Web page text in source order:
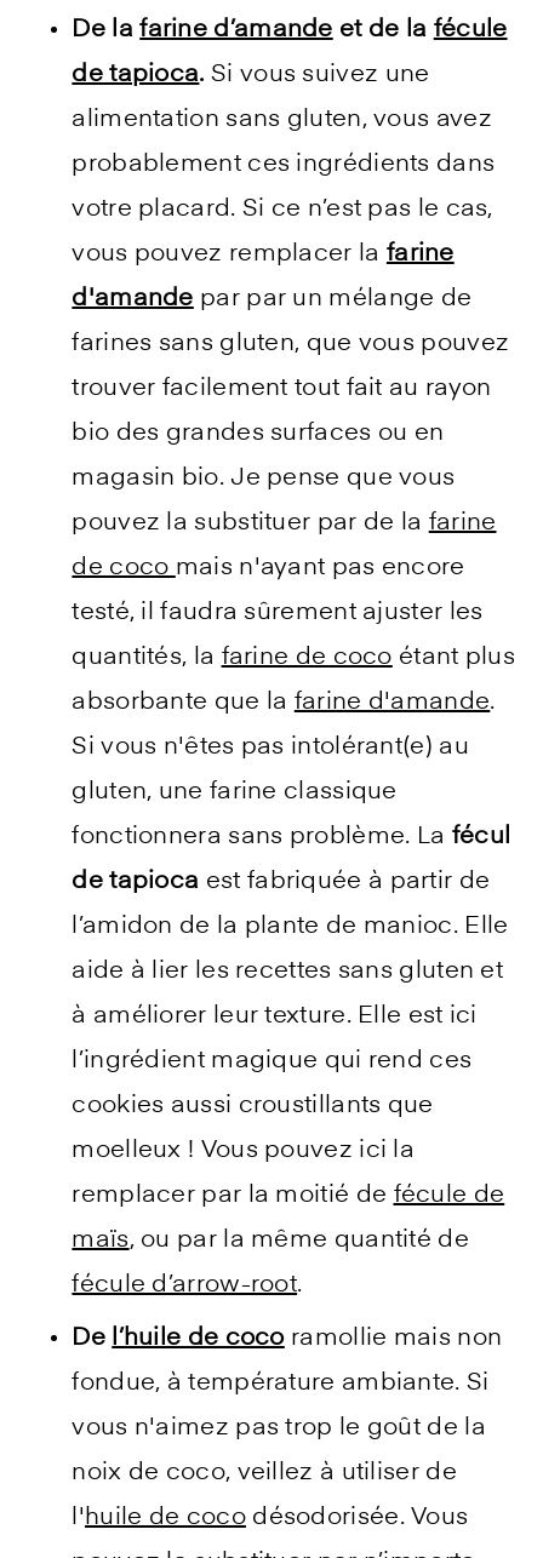
De lafarine d’amande et de la fécule
de tapioca.Si vous suivez une
alimentation sans gluten, vous avez
probablement ces ingrédients dans
votre placard. Si ce n’est pas le cas,
vous pouvez remplacer la farine
d'amande par par un mélange de
farines sans gluten, que vous pouvez
trouver facilement tout fait au rayon
bio des grandes surfaces ou en
magasin bio. Je pense que vous
pouvez la substituer par de la farine
de coco mais n'ayant pas encore
testé, il faudra sûrement ajuster les
quantités, la farine de coco étant plus
absorbante que la farine d'amande.
Si vous n'êtes pas intolérant(e) au
gluten, une farine classique
fonctionnera sans problème. La fécul
de tapioca est fabriquée à partir de
l’amidon de la plante de manioc. Elle
aide à lier les recettes sans gluten et
à améliorer leur texture. Elle est ici
l’ingrédient magique qui rend ces
cookies aussi croustillants que
moelleux ! Vous pouvez ici la
remplacer par la moitié de fécule de
maïs, ou par la même quantité de
fécule d’arrow-root.
De l’huile de cocoramollie mais non
fondue, à température ambiante. Si
vous n'aimez pas trop le goût de la
noix de coco, veillez à utiliser de
l'huile de cocodésodorisée. Vous